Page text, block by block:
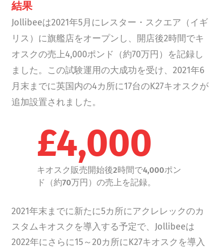
結果
Jollibeeは2021年5月にレスター・スクエア（イギ
リス）に旗艦店をオープンし、開店後2時間でキ
オスクの売上4,000ポンド（約70万円）を記録し
ました。この試験運用の大成功を受け、2021年6
月末までに英国内の4カ所に17台のK27キオスクが
追加設置されました。
£4,000
キオスク販売開始後2時間で4,000ポン
ド（約70万円）の売上を記録。
2021年末までに新たに5カ所にアクレレックのカ
スタムキオスクを導入する予定で、Jollibeeは
2022年にさらに15～20カ所にK27キオスクを導入